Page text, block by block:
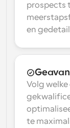
prospects
en
Volg
te